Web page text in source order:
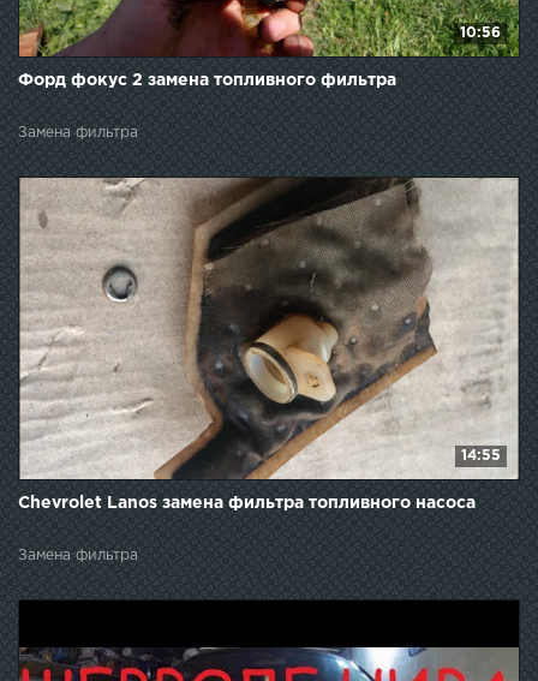
10:56
Форд фокус 2 замена топливного фильтра
Замена фильтра
14:55
Chevrolet Lanos замена фильтра топливного насоса
Замена фильтра